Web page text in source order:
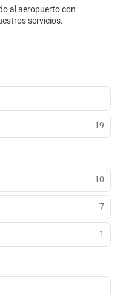
al aeropuerto con
servicios.
19
10
7
1